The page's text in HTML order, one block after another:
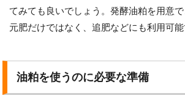
てみても良いでしょう。発酵油粕を用意で
元肥だけではなく、追肥などにも利用可能
油粕を使うのに必要な準備